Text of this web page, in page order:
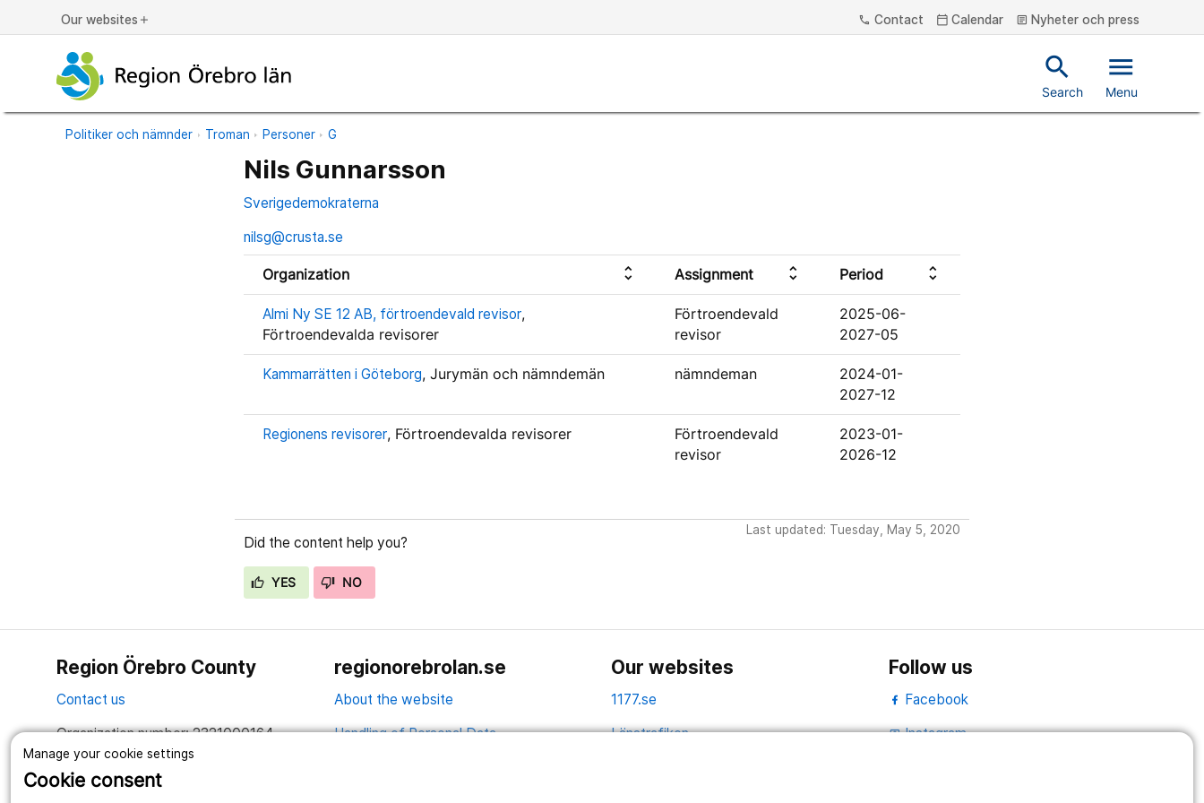
Manage your cookie settings
Cookie consent
Our websites add phone Contact calendar_today Calendar article Nyheter och press
search
Search
menu
Menu
Politiker och nämnder Troman Personer G
Nils Gunnarsson
Sverigedemokraterna
nilsg@crusta.se
Organization unfold_more Assignment unfold_more Period unfold_more
Almi Ny SE 12 AB, förtroendevald revisor,
Förtroendevalda revisorer
Förtroendevald
revisor
2025-06-
2027-05
Kammarrätten i Göteborg, Jurymän och nämndemän nämndeman
2024-01-
2027-12
Regionens revisorer, Förtroendevalda revisorer
Förtroendevald
revisor
2023-01-
2026-12
Did the content help you?
YES NO
Last updated: Tuesday, May 5, 2020
Region Örebro County
Contact us
Organization number: 2321000164
regionorebrolan.se
About the website
Handling of Personal Data
Our websites
1177.se
Länstrafiken
Follow us
Facebook
portraitInstagram